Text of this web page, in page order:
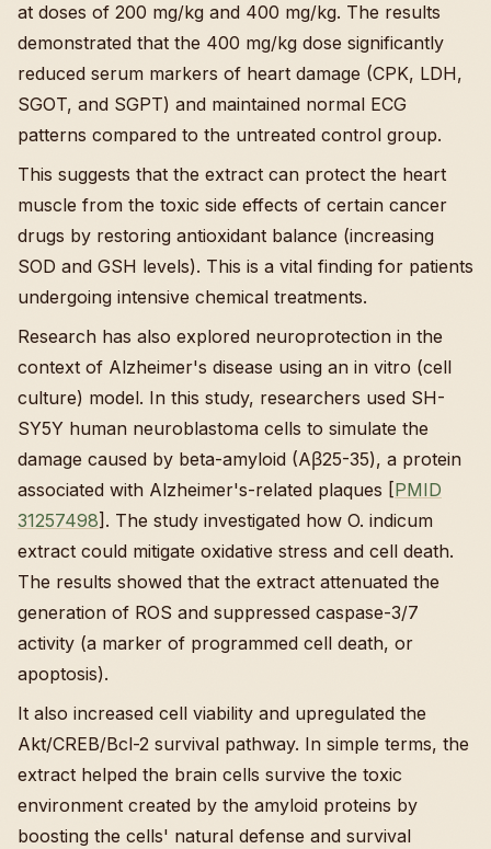
at doses of 200 mg/kg and 400 mg/kg. The results
demonstrated that the 400 mg/kg dose significantly
reduced serum markers of heart damage (CPK, LDH,
SGOT, and SGPT) and maintained normal ECG
patterns compared to the untreated control group.
This suggests that the extract can protect the heart
muscle from the toxic side effects of certain cancer
drugs by restoring antioxidant balance (increasing
SOD and GSH levels). This is a vital finding for patients
undergoing intensive chemical treatments.
Research has also explored neuroprotection in the
context of Alzheimer's disease using an in vitro (cell
culture) model. In this study, researchers used SH-
SY5Y human neuroblastoma cells to simulate the
damage caused by beta-amyloid (Aβ25-35), a protein
associated with Alzheimer's-related plaques [PMID
31257498]. The study investigated how O. indicum
extract could mitigate oxidative stress and cell death.
The results showed that the extract attenuated the
generation of ROS and suppressed caspase-3/7
activity (a marker of programmed cell death, or
apoptosis).
It also increased cell viability and upregulated the
Akt/CREB/Bcl-2 survival pathway. In simple terms, the
extract helped the brain cells survive the toxic
environment created by the amyloid proteins by
boosting the cells' natural defense and survival